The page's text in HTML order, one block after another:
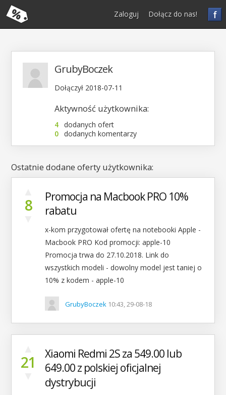
f
Zaloguj Dołącz do nas!
GrubyBoczek
Dołączył 2018-07-11
Aktywność użytkownika:
4 dodanych ofert
0 dodanych komentarzy
Ostatnie dodane oferty użytkownika:
8
Promocja na Macbook PRO 10%
rabatu
x-kom przygotował ofertę na notebooki Apple -
Macbook PRO Kod promocji: apple-10
Promocja trwa do 27.10.2018. Link do
wszystkich modeli - dowolny model jest taniej o
10% z kodem - apple-10
GrubyBoczek 10:43, 29-08-18
21
Xiaomi Redmi 2S za 549.00 lub
649.00 z polskiej oficjalnej
dystrybucji